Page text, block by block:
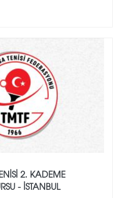
2. KADEME
- İSTANBUL